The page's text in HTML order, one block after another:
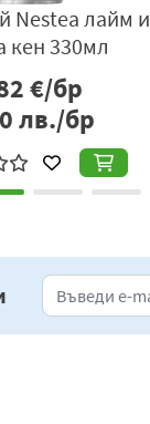
Nestea лайм и
кен 330мл
€/бр
лв./бр